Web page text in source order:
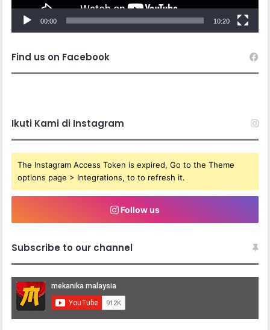
00:00 10:20
Find us on Facebook
Ikuti Kami di Instagram
The Instagram Access Token is expired, Go to the Theme
options page > Integrations, to to refresh it.
Follow us
Subscribe to our channel